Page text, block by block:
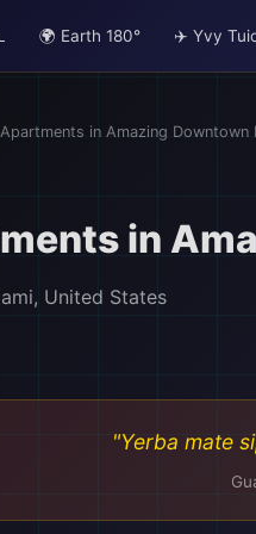
🌍 Earth 180° ✈️ Yvy
in Amazing Downtown
in
United States
"Yerba mate